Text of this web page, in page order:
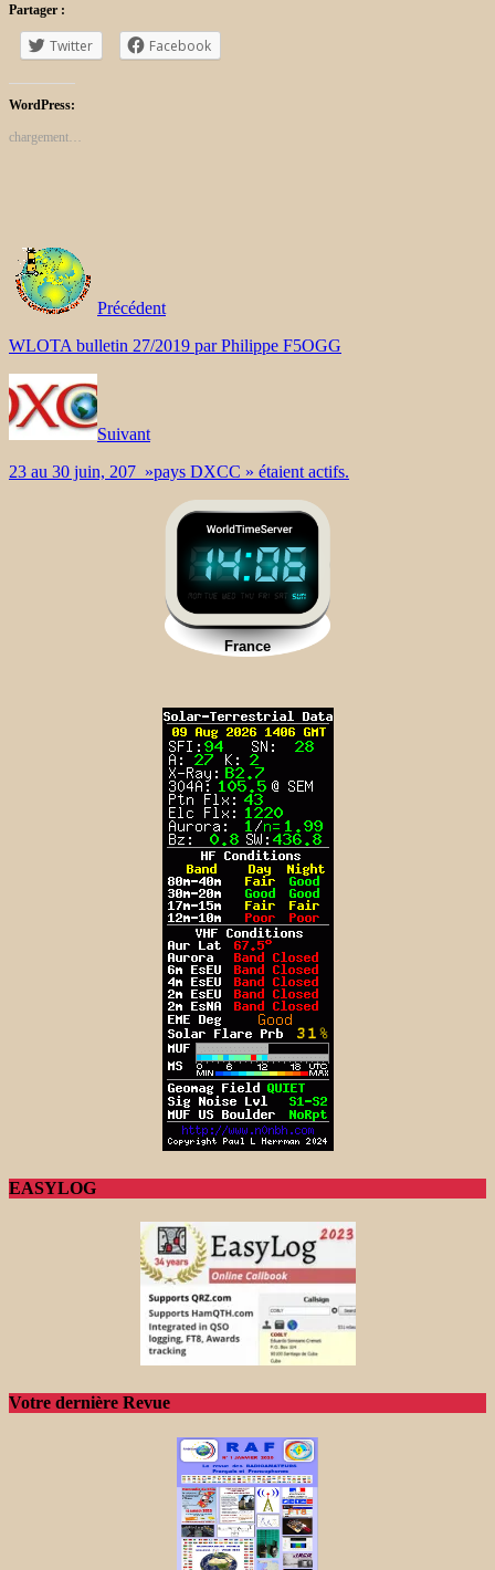
Partager :
Twitter Facebook
WordPress:
chargement…
Précédent
WLOTA bulletin 27/2019 par Philippe F5OGG
Suivant
23 au 30 juin, 207 »pays DXCC » étaient actifs.
EASYLOG
Votre dernière Revue